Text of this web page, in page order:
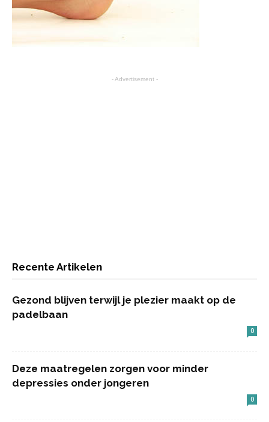
- Advertisement -
Recente Artikelen
Gezond blijven terwijl je plezier maakt op de
padelbaan
0
Deze maatregelen zorgen voor minder
depressies onder jongeren
0